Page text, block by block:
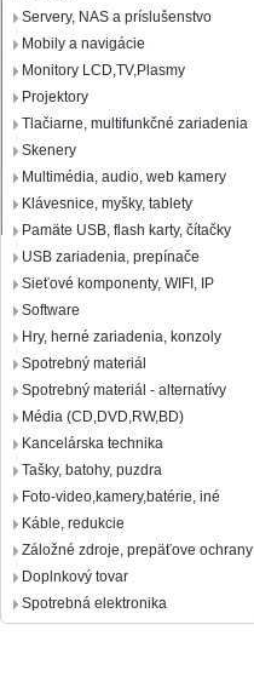
Servery, NAS a príslušenstvo
Mobily a navigácie
Monitory LCD,TV,Plasmy
Projektory
Tlačiarne, multifunkčné zariadenia
Skenery
Multimédia, audio, web kamery
Klávesnice, myšky, tablety
Pamäte USB, flash karty, čítačky
USB zariadenia, prepínače
Sieťové komponenty, WIFI, IP
Software
Hry, herné zariadenia, konzoly
Spotrebný materiál
Spotrebný materiál - alternatívy
Média (CD,DVD,RW,BD)
Kancelárska technika
Tašky, batohy, puzdra
Foto-video,kamery,batérie, iné
Káble, redukcie
Záložné zdroje, prepäťove ochrany
Doplnkový tovar
Spotrebná elektronika